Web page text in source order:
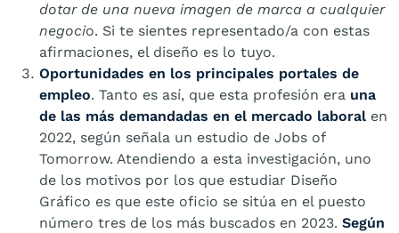
dotar de una nueva imagen de marca a cualquier
negocio. Si te sientes representado/a con estas
afirmaciones, el diseño es lo tuyo.
Oportunidades en los principales portales de
empleo. Tanto es así, que esta profesión era una
de las más demandadas en el mercado laboral en
2022, según señala un estudio de Jobs of
Tomorrow. Atendiendo a esta investigación, uno
de los motivos por los que estudiar Diseño
Gráfico es que este oficio se sitúa en el puesto
número tres de los más buscados en 2023. Según